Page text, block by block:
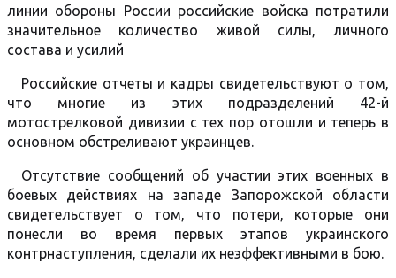
линии обороны России российские войска потратили
значительное количество живой силы, личного
состава и усилий
Российские отчеты и кадры свидетельствуют о том,
что многие из этих подразделений 42-й
мотострелковой дивизии с тех пор отошли и теперь в
основном обстреливают украинцев.
Отсутствие сообщений об участии этих военных в
боевых действиях на западе Запорожской области
свидетельствует о том, что потери, которые они
понесли во время первых этапов украинского
контрнаступления, сделали их неэффективными в бою.